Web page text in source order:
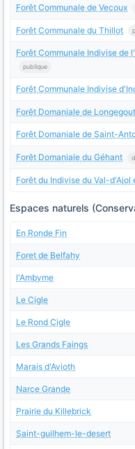
Forêt Communale de Vecoux
Forêt Communale du Thillot
Forêt Communale Indivise
publique
Forêt Communale Indivise
Forêt Domaniale de
Forêt Domaniale de Saint-
Forêt Domaniale du Géhant
Forêt du Indivise du Val-d'Ajol
Espaces naturels
En Ronde Fin
Foret de Belfahy
l'Ambyme
Le Cigle
Le Rond Cigle
Les Grands Faings
Marais d'Avioth
Narce Grande
Prairie du Killebrick
Saint-guilhem-le-desert